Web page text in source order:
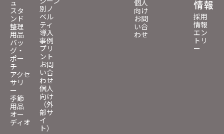
ュ
スタ
ンド
整理
用品
バッ
グ・
ポー
チ
アクセ
サリ
ー
季節
用品
オー
ディオ
別ノ
ベル
ティ
導入
事例
プリ
ント
お問
い合
わせ
個人
向け
（外
部サ
イ
ト）
個人
向け
お問
い合
わせ
情報
採用
情報
エン
トリ
ー